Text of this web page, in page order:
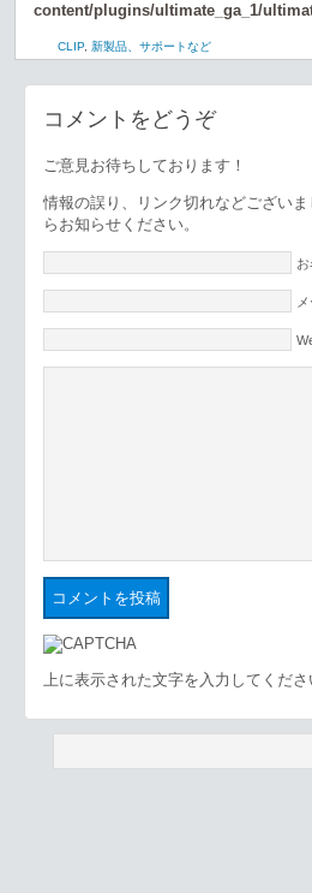
content/plugins/ultimate_ga_1/
CLIP, 新製品、サポートなど
コメントをどうぞ
ご意見お待ちしております！
情報の誤り、リンク切れなどござい
らお知らせください。
上に表示された文字を入力してくださ